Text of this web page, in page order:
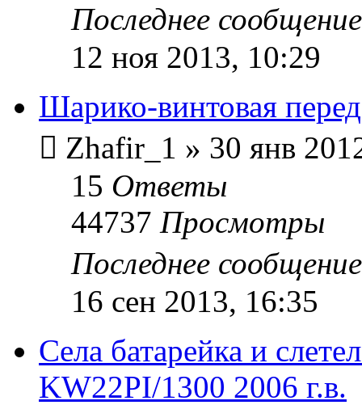
Последнее
12 ноя 2013, 10:29
Шарико-винтовая
Zhafir_1 » 30 янв
15 Ответы
44737 Просмотры
Последнее
16 сен 2013, 16:35
Села батарейка и
KW22PI/1300 2006 г.в.